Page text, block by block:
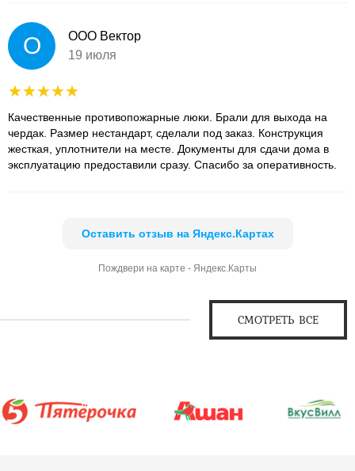
О
ООО Вектор
19 июля
Качественные противопожарные люки. Брали для выхода на
чердак. Размер нестандарт, сделали под заказ. Конструкция
жесткая, уплотнители на месте. Документы для сдачи дома в
эксплуатацию предоставили сразу. Спасибо за оперативность.
Оставить отзыв на Яндекс.Картах
Пождвери на карте - Яндекс.Карты
СМОТРЕТЬ ВСЕ